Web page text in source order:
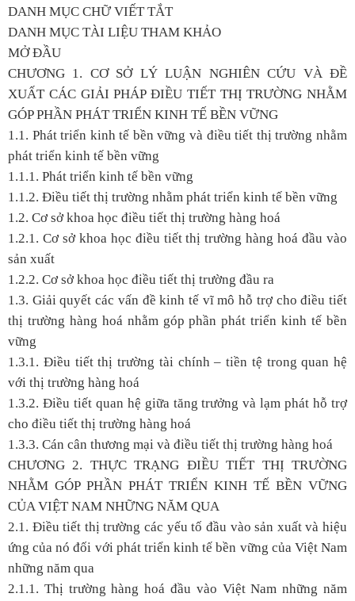
DANH MỤC CHỮ VIẾT TẮT
DANH MỤC TÀI LIỆU THAM KHẢO
MỞ ĐẦU
CHƯƠNG 1. CƠ SỞ LÝ LUẬN NGHIÊN CỨU VÀ ĐỀ
XUẤT CÁC GIẢI PHÁP ĐIỀU TIẾT THỊ TRƯỜNG NHẰM
GÓP PHẦN PHÁT TRIỂN KINH TẾ BỀN VỮNG
1.1. Phát triển kinh tế bền vững và điều tiết thị trường nhằm
phát triển kinh tế bền vững
1.1.1. Phát triển kinh tế bền vững
1.1.2. Điều tiết thị trường nhằm phát triển kinh tế bền vững
1.2. Cơ sở khoa học điều tiết thị trường hàng hoá
1.2.1. Cơ sở khoa học điều tiết thị trường hàng hoá đầu vào
sản xuất
1.2.2. Cơ sở khoa học điều tiết thị trường đầu ra
1.3. Giải quyết các vấn đề kinh tế vĩ mô hỗ trợ cho điều tiết
thị trường hàng hoá nhằm góp phần phát triển kinh tế bền
vững
1.3.1. Điều tiết thị trường tài chính – tiền tệ trong quan hệ
với thị trường hàng hoá
1.3.2. Điều tiết quan hệ giữa tăng trưởng và lạm phát hỗ trợ
cho điều tiết thị trường hàng hoá
1.3.3. Cán cân thương mại và điều tiết thị trường hàng hoá
CHƯƠNG 2. THỰC TRẠNG ĐIỀU TIẾT THỊ TRƯỜNG
NHẰM GÓP PHẦN PHÁT TRIỂN KINH TẾ BỀN VỮNG
CỦA VIỆT NAM NHỮNG NĂM QUA
2.1. Điều tiết thị trường các yếu tố đầu vào sản xuất và hiệu
ứng của nó đối với phát triển kinh tế bền vững của Việt Nam
những năm qua
2.1.1. Thị trường hàng hoá đầu vào Việt Nam những năm